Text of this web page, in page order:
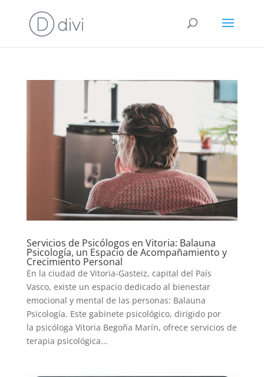
Servicios de Psicólogos en Vitoria: Balauna
Psicología, un Espacio de Acompañamiento y
Crecimiento Personal
En la ciudad de Vitoria-Gasteiz, capital del País
Vasco, existe un espacio dedicado al bienestar
emocional y mental de las personas: Balauna
Psicología. Este gabinete psicológico, dirigido por
la psicóloga Vitoria Begoña Marín, ofrece servicios de
terapia psicológica...